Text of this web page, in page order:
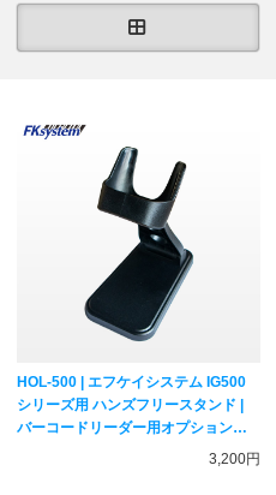
HOL-500 | エフケイシステム IG500
シリーズ用 ハンズフリースタンド |
バーコードリーダー用オプション
3,200円